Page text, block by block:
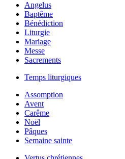
Angelus
Baptême
Bénédiction
Liturgie
Mariage
Messe
Sacrements
Temps liturgiques
Assomption
Avent
Carême
Noël
Pâques
Semaine sainte